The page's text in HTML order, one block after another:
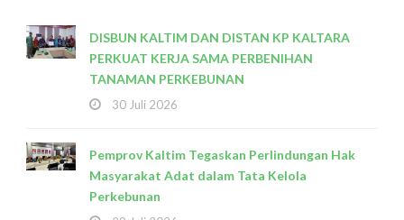
DISBUN KALTIM DAN DISTAN KP KALTARA
PERKUAT KERJA SAMA PERBENIHAN
TANAMAN PERKEBUNAN
30 Juli 2026
Pemprov Kaltim Tegaskan Perlindungan Hak
Masyarakat Adat dalam Tata Kelola
Perkebunan